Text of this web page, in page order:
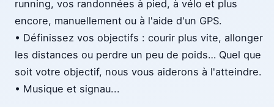
running, vos randonnées à pied, à vélo et plus
encore, manuellement ou à l'aide d'un GPS.
• Définissez vos objectifs : courir plus vite, allonger
les distances ou perdre un peu de poids… Quel que
soit votre objectif, nous vous aiderons à l'atteindre.
• Musique et signau...